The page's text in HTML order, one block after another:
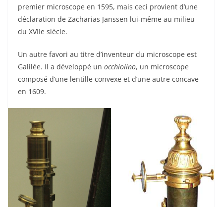
premier microscope en 1595, mais ceci provient d’une
déclaration de Zacharias Janssen lui-même au milieu
du XVIIe siècle.
Un autre favori au titre d’inventeur du microscope est
Galilée. Il a développé un occhiolino, un microscope
composé d’une lentille convexe et d’une autre concave
en 1609.